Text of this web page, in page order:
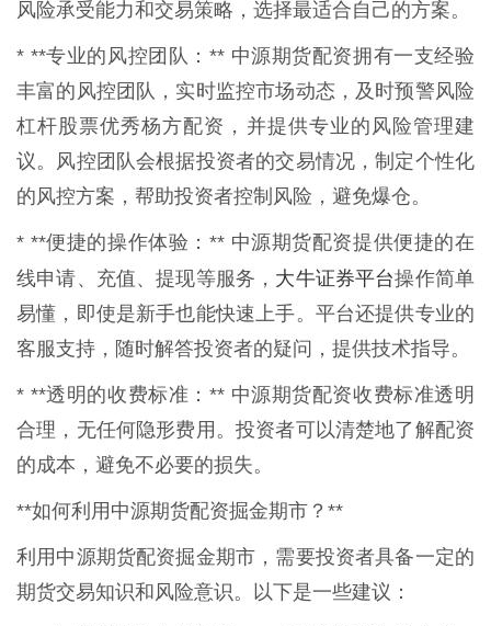
风险承受能力和交易策略，选择最适合自己的方案。
* **专业的风控团队：** 中源期货配资拥有一支经验
丰富的风控团队，实时监控市场动态，及时预警风险
杠杆股票优秀杨方配资，并提供专业的风险管理建
议。风控团队会根据投资者的交易情况，制定个性化
的风控方案，帮助投资者控制风险，避免爆仓。
* **便捷的操作体验：** 中源期货配资提供便捷的在
线申请、充值、提现等服务， 大牛证券平台操作简单
易懂，即使是新手也能快速上手。平台还提供专业的
客服支持，随时解答投资者的疑问，提供技术指导。
* **透明的收费标准：** 中源期货配资收费标准透明
合理，无任何隐形费用。投资者可以清楚地了解配资
的成本，避免不必要的损失。
**如何利用中源期货配资掘金期市？**
利用中源期货配资掘金期市，需要投资者具备一定的
期货交易知识和风险意识。以下是一些建议：